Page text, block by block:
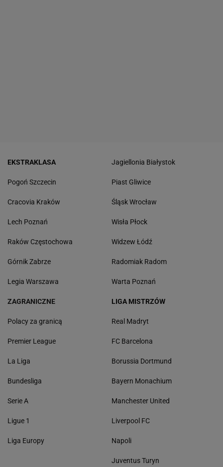
EKSTRAKLASA
Pogoń Szczecin
Cracovia Kraków
Lech Poznań
Raków Częstochowa
Górnik Zabrze
Legia Warszawa
Jagiellonia Białystok
Piast Gliwice
Śląsk Wrocław
Wisła Płock
Widzew Łódź
Radomiak Radom
Warta Poznań
ZAGRANICZNE
Polacy za granicą
Premier League
La Liga
Bundesliga
Serie A
Ligue 1
Liga Europy
LIGA MISTRZÓW
Real Madryt
FC Barcelona
Borussia Dortmund
Bayern Monachium
Manchester United
Liverpool FC
Napoli
Juventus Turyn